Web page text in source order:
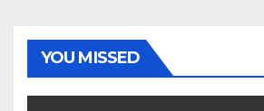
YOU MISSED